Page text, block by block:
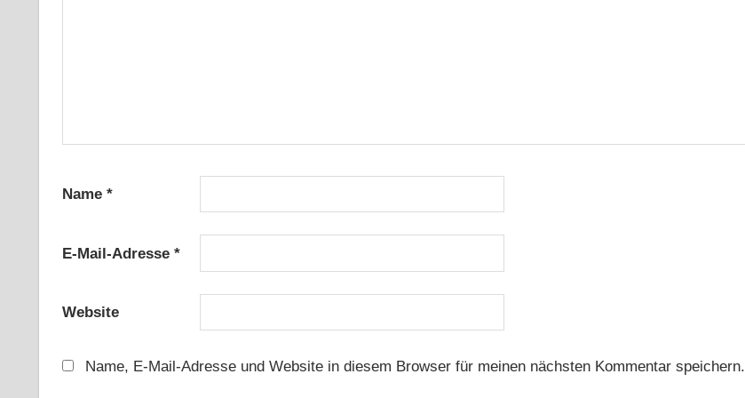
Name *
E-Mail-Adresse *
Website
Name, E-Mail-Adresse und Website in diesem Browser für meinen nächsten Kommentar speichern.